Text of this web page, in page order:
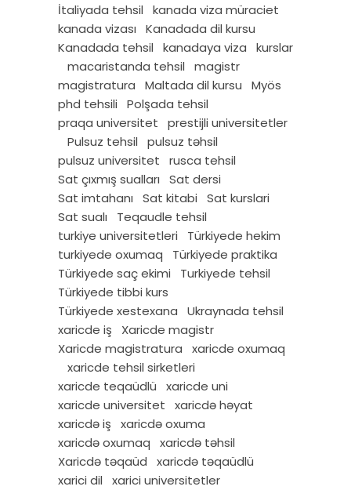
İtaliyada tehsil
kanada viza müraciet
kanada vizası
Kanadada dil kursu
Kanadada tehsil
kanadaya viza
kurslar
macaristanda tehsil
magistr
magistratura
Maltada dil kursu
Myös
phd tehsili
Polşada tehsil
praqa universitet
prestijli universitetler
Pulsuz tehsil
pulsuz təhsil
pulsuz universitet
rusca tehsil
Sat çıxmış sualları
Sat dersi
Sat imtahanı
Sat kitabi
Sat kurslari
Sat sualı
Teqaudle tehsil
turkiye universitetleri
Türkiyede hekim
turkiyede oxumaq
Türkiyede praktika
Türkiyede saç ekimi
Turkiyede tehsil
Türkiyede tibbi kurs
Türkiyede xestexana
Ukraynada tehsil
xaricde iş
Xaricde magistr
Xaricde magistratura
xaricde oxumaq
xaricde tehsil sirketleri
xaricde teqaüdlü
xaricde uni
xaricde universitet
xaricdə həyat
xaricdə iş
xaricdə oxuma
xaricdə oxumaq
xaricdə təhsil
Xaricdə təqaüd
xaricdə təqaüdlü
xarici dil
xarici universitetler